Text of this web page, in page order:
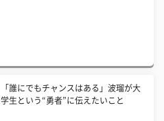
「誰にでもチャンスはある」波瑠が大
学生という“勇者”に伝えたいこと